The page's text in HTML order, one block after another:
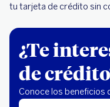
tu tarjeta de crédito sin
¿Te
de
Conoce los beneficios